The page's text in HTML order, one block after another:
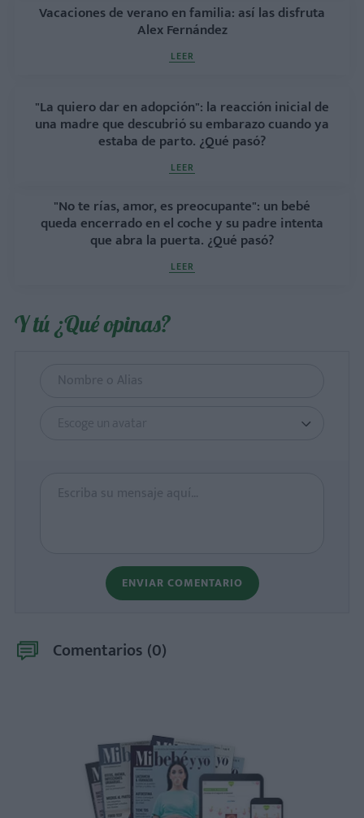
Vacaciones de verano en familia: así las disfruta
Alex Fernández
LEER
"La quiero dar en adopción": la reacción inicial de
una madre que descubrió su embarazo cuando ya
estaba de parto. ¿Qué pasó?
LEER
"No te rías, amor, es preocupante": un bebé
queda encerrado en el coche y su padre intenta
que abra la puerta. ¿Qué pasó?
LEER
Y tú ¿Qué opinas?
Escoge un avatar
ENVIAR COMENTARIO
Comentarios (0)